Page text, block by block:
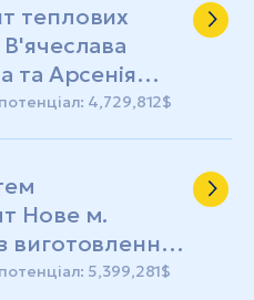
теплових
та Арсенія
4,729,812$
Нове м.
виготовленням
5,399,281$